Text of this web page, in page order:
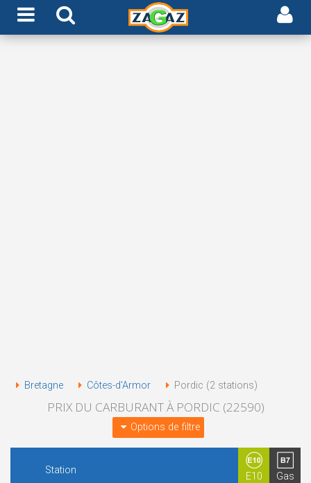
Bretagne Côtes-d'Armor Pordic (2 stations)
PRIX DU CARBURANT À PORDIC (22590)
Options de filtre
Station
E10 Gas